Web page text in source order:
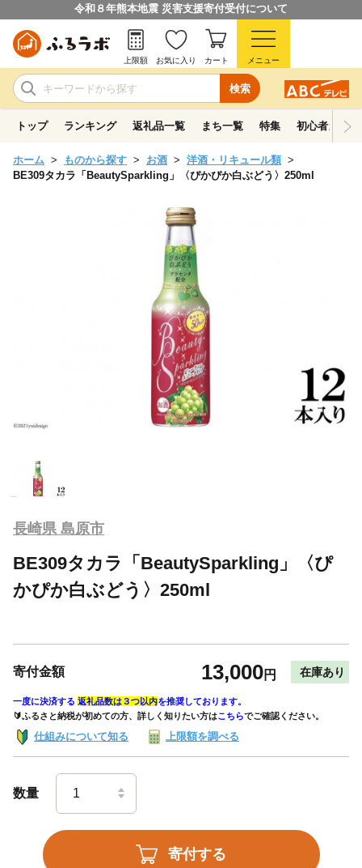
令和８年熊本地震 災害支援寄付受付について
検索
上限額 お気に入り カート メニュー
トップ ランキング 返礼品一覧 まち一覧 特集 初心者ガイド
ホーム ものから探す お酒
洋酒・リキュール類
BE309タカラ「BeautySparkling」〈ぴかぴか白ぶどう〉250ml
長崎県 島原市
BE309タカラ「BeautySparkling」〈ぴ
かぴか白ぶどう〉250ml
寄付金額 13,000円 在庫あり
一度に決済する 返礼品数は３つ以内を推奨しております。
🔰ふるさと納税が初めての方、詳しく知りたい方はこちらでご確認ください。
仕組みについて知る 上限額を調べる
数量
寄付する